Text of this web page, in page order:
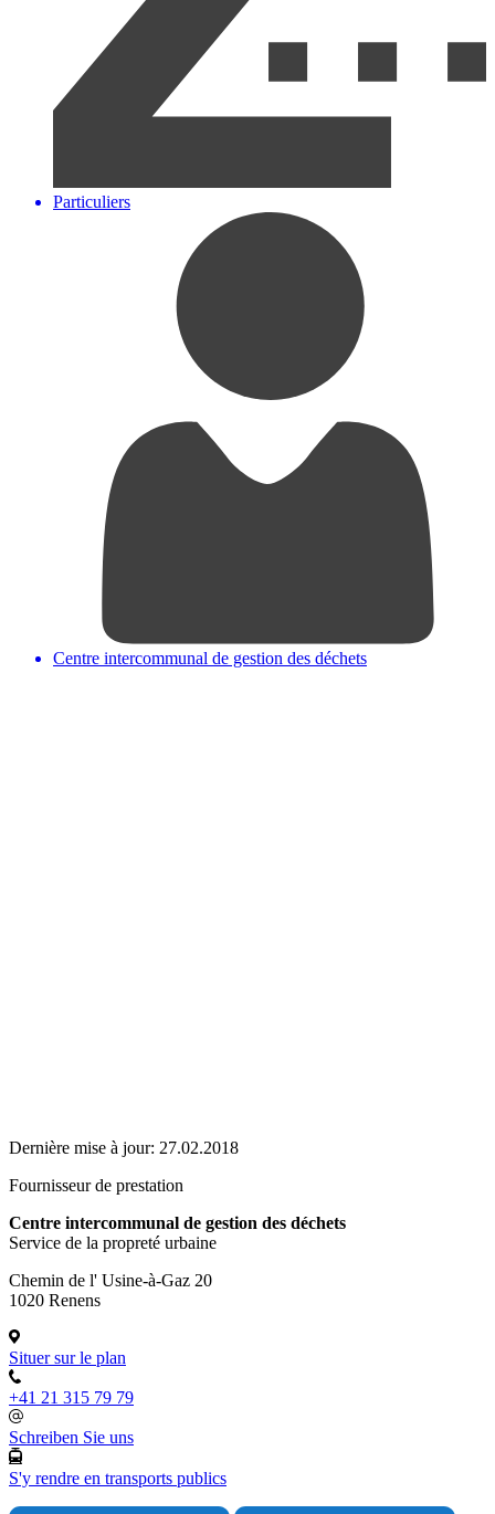
Particuliers
Centre intercommunal de gestion des déchets
Dernière mise à jour: 27.02.2018
Fournisseur de prestation
Centre intercommunal de gestion des déchets
Service de la propreté urbaine
Chemin de l' Usine-à-Gaz 20
1020 Renens
Situer sur le plan
+41 21 315 79 79
Schreiben Sie uns
S'y rendre en transports publics